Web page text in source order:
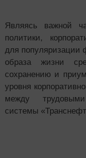
Являясь важной
политики,
для популяризации
образа жизни
сохранению и
уровня
между
системы